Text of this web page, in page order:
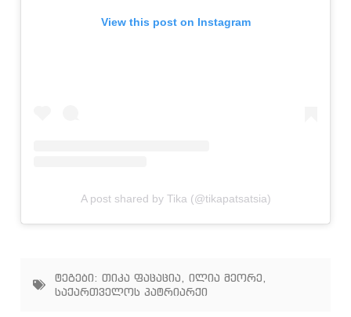
View this post on Instagram
A post shared by Tika (@tikapatsatsia)
ტეგები: თიკა ფაცაცია, ილია მეორე,
საქართველოს პატრიარქი